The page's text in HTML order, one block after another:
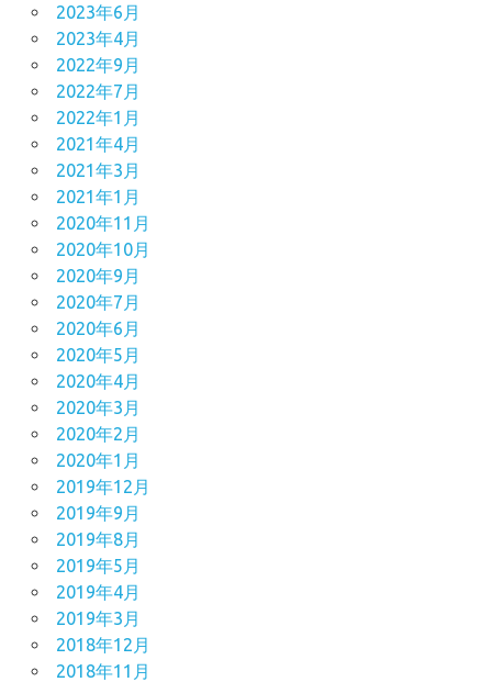
2023年6月
2023年4月
2022年9月
2022年7月
2022年1月
2021年4月
2021年3月
2021年1月
2020年11月
2020年10月
2020年9月
2020年7月
2020年6月
2020年5月
2020年4月
2020年3月
2020年2月
2020年1月
2019年12月
2019年9月
2019年8月
2019年5月
2019年4月
2019年3月
2018年12月
2018年11月